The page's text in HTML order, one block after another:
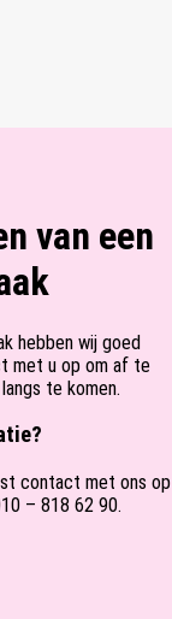
van een
hebben wij goed
met u op om af te
te komen.
contact met ons op
– 818 62 90.